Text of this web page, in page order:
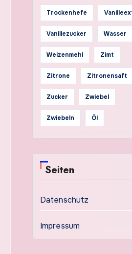
Trockenhefe
Vanillezucker Wasser
Weizenmehl Zimt
Zitrone Zitronensaft
Zucker Zwiebel
Zwiebeln Öl
Seiten
Datenschutz
Impressum